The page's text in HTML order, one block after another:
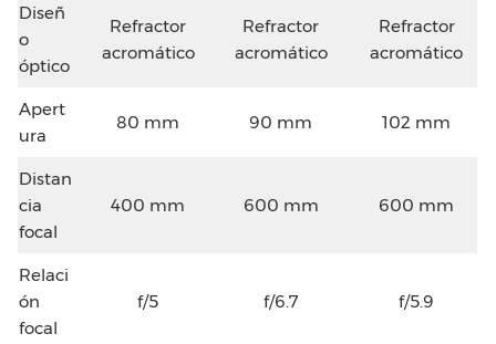
Diseñ
o
óptico
Refractor
acromático
Refractor
acromático
Refractor
acromático
Apert
ura
80 mm 90 mm 102 mm
Distan
cia
focal
400 mm 600 mm 600 mm
Relaci
ón
focal
f/5 f/6.7 f/5.9